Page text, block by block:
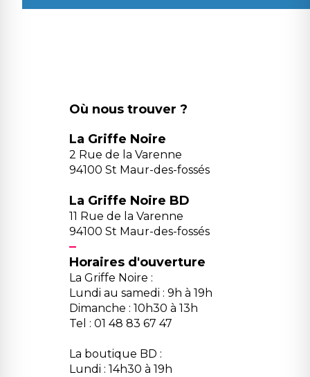
Où nous trouver ?
La Griffe Noire
2 Rue de la Varenne
94100 St Maur-des-fossés
La Griffe Noire BD
11 Rue de la Varenne
94100 St Maur-des-fossés
Horaires d'ouverture
La Griffe Noire :
Lundi au samedi : 9h à 19h
Dimanche : 10h30 à 13h
Tel : 01 48 83 67 47
La boutique BD :
Lundi : 14h30 à 19h